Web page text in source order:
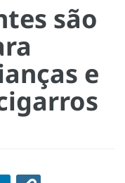
são
e